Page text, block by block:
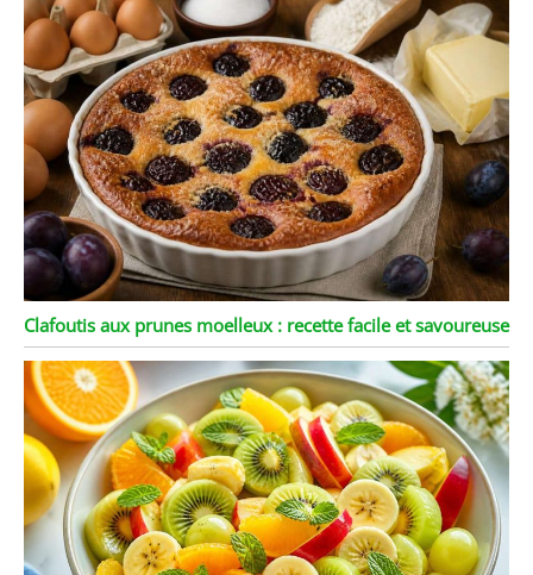
Clafoutis aux prunes moelleux : recette facile et savoureuse